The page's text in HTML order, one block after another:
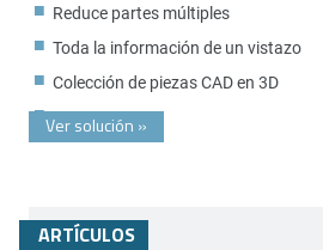
Reduce partes múltiples
Toda la información de un vistazo
Colección de piezas CAD en 3D
Ver solución »
ARTÍCULOS